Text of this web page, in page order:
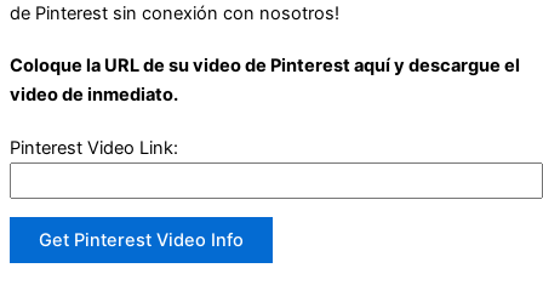
de Pinterest sin conexión con nosotros!
Coloque la URL de su video de Pinterest aquí y descargue el
video de inmediato.
Pinterest Video Link:
Get Pinterest Video Info